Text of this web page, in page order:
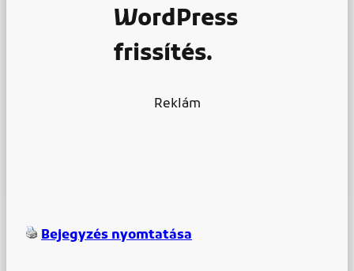
WordPress
frissítés.
Reklám
Bejegyzés nyomtatása